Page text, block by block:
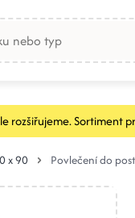
rozšiřujeme. Sortiment
x 90 Povlečení do